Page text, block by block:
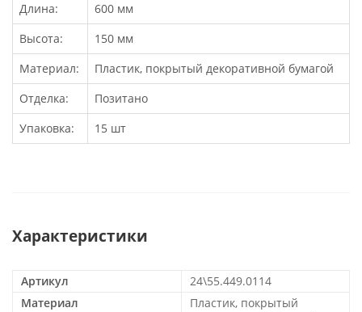
Длина:
600 мм
Высота:
150 мм
Материал:
Пластик, покрытый декоративной бумагой
Отделка:
Позитано
Упаковка:
15 шт
Характеристики
Артикул
24\55.449.0114
Материал
Пластик, покрытый